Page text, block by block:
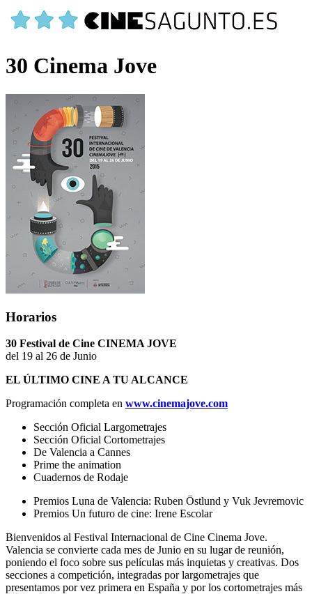
30 Cinema Jove
Horarios
30 Festival de Cine CINEMA JOVE
del 19 al 26 de Junio
EL ÚLTIMO CINE A TU ALCANCE
Programación completa en www.cinemajove.com
Sección Oficial Largometrajes
Sección Oficial Cortometrajes
De Valencia a Cannes
Prime the animation
Cuadernos de Rodaje
Premios Luna de Valencia: Ruben Östlund y Vuk Jevremovic
Premios Un futuro de cine: Irene Escolar
Bienvenidos al Festival Internacional de Cine Cinema Jove.
Valencia se convierte cada mes de Junio en su lugar de reunión,
poniendo el foco sobre sus pelí­culas más inquietas y creativas. Dos
secciones a competición, integradas por largometrajes que
presentamos por vez primera en España y por los cortometrajes más